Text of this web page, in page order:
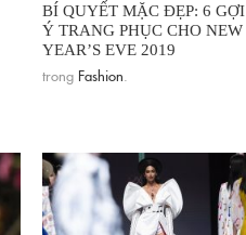
BÍ QUYẾT MẶC ĐẸP: 6 GỢI
Ý TRANG PHỤC CHO NEW
YEAR’S EVE 2019
trong Fashion